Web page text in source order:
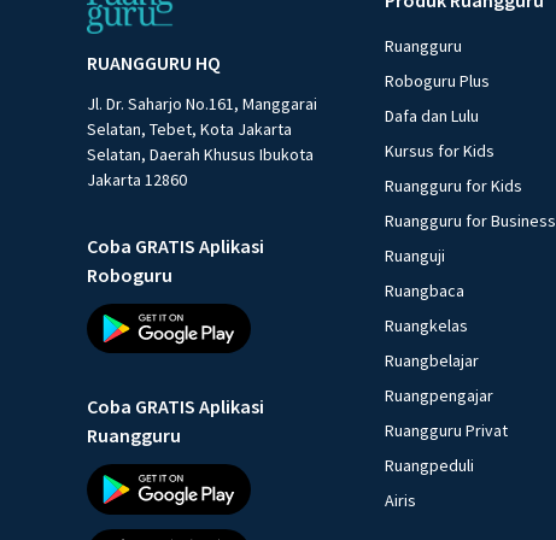
RUANGGURU HQ
Jl. Dr. Saharjo No.161, Manggarai
Selatan, Tebet, Kota Jakarta
Selatan, Daerah Khusus Ibukota
Jakarta 12860
Coba GRATIS Aplikasi
Roboguru
Coba GRATIS Aplikasi
Ruangguru
Ruangguru
Roboguru Plus
Dafa dan Lulu
Kursus for Kids
Ruangguru for Kids
Ruangguru for Business
Ruanguji
Ruangbaca
Ruangkelas
Ruangbelajar
Ruangpengajar
Ruangguru Privat
Ruangpeduli
Airis